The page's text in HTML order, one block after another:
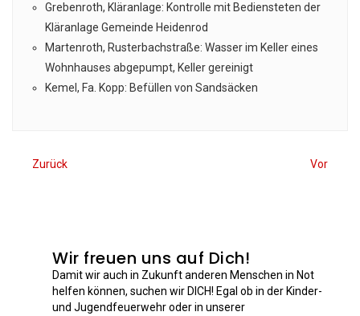
Gre­ben­roth, Klär­an­la­ge: Kon­trol­le mit Bediens­te­ten der
Klär­an­la­ge Gemein­de Heidenrod
Mar­ten­roth, Rus­ter­bach­stra­ße: Was­ser im Kel­ler eines
Wohn­hau­ses abge­pumpt, Kel­ler gereinigt
Kemel, Fa. Kopp: Befül­len von Sandsäcken
Zurück Vor
Wir freuen uns auf Dich!
Damit wir auch in Zukunft anderen Menschen in Not
helfen können, suchen wir DICH! Egal ob in der Kinder-
und Jugendfeuerwehr oder in unserer